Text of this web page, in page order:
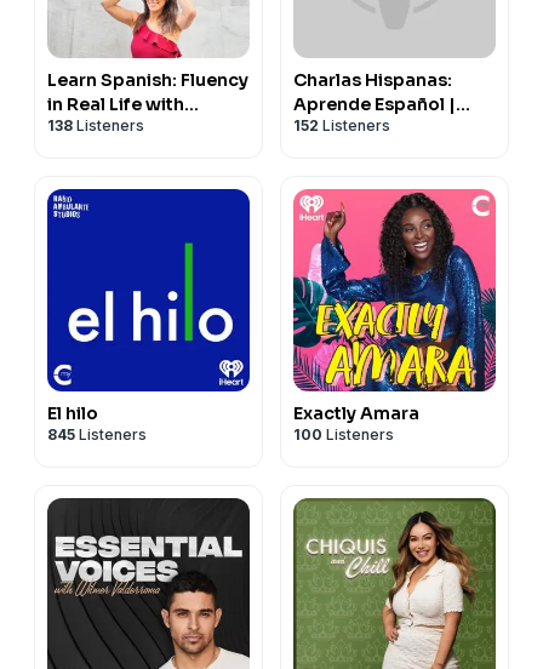
Learn Spanish: Fluency
in Real Life with
Handyspanish
138 Listeners
Charlas Hispanas:
Aprende Español |
Learn Spanish
152 Listeners
El hilo
845 Listeners
Exactly Amara
100 Listeners